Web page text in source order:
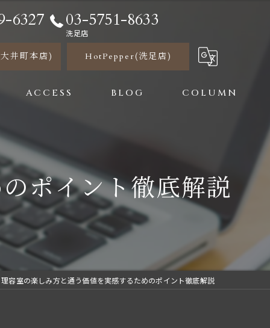
6327 03-5751-8633
洗足店
井町本店) HotPepper(洗足店)
ACCESS
センス 洗足店
BLOG COLUMN
ポイント徹底解説
理容室の楽しみ方と通う価値を実感するためのポイント徹底解説